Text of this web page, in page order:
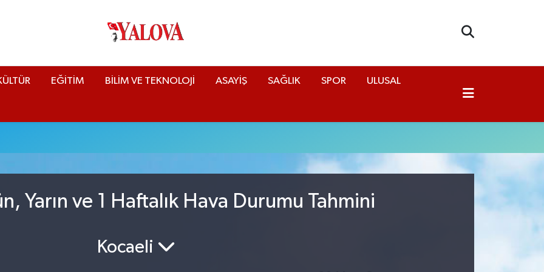
EĞİTİM BİLİM VE TEKNOLOJİ ASAYİŞ SAĞLIK SPOR ULUSAL
Yarın ve 1 Haftalık Hava Durumu Tahmini
Kocaeli